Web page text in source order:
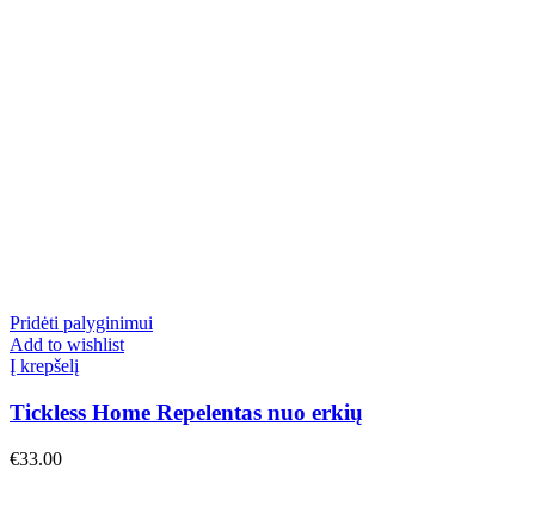
Pridėti palyginimui
Add to wishlist
Į krepšelį
Tickless Home Repelentas nuo erkių
€33.00